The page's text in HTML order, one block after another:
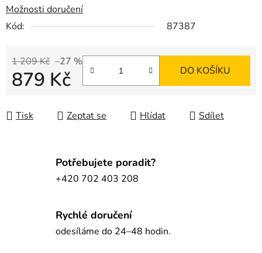
Možnosti doručení
Kód:
87387
1 209 Kč –27 %
879 Kč DO KOŠÍKU
Tisk Zeptat se Hlídat Sdílet
Potřebujete poradit?
+420 702 403 208
Rychlé doručení
odesíláme do 24–48 hodin.